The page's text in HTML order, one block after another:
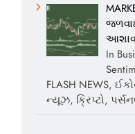
In
FLASH NEWS,
ન્યૂઝ, ક્રિપ્ટો,